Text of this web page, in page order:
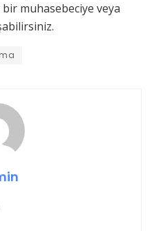
muhasebeciye veya